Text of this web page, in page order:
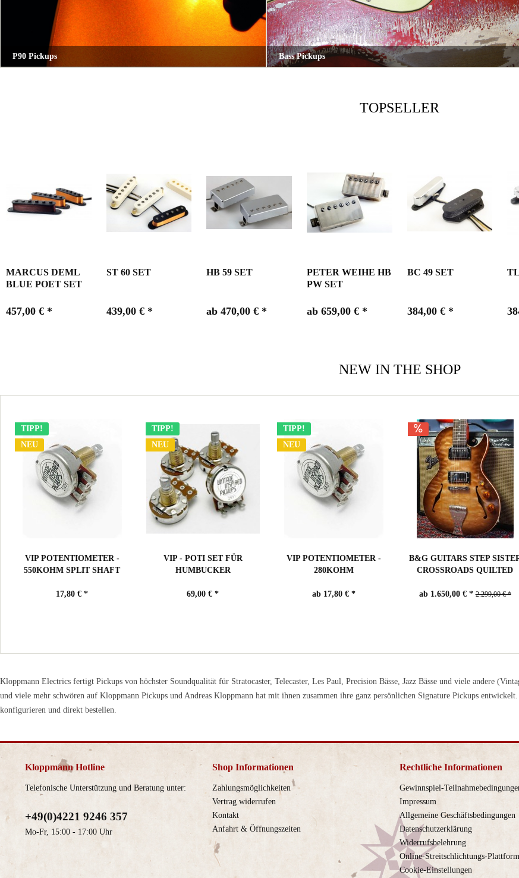
P90 Pickups Bass Pickups
MARCUS DEML
BLUE POET SET
457,00 € *
HB 59 SET
ab 470,00 € *
BC 49 SET
384,00 € *
TOPSELLER
PETER WEIHE HB
PW SET
ab 659,00 € *
ST 60 SET
439,00 € *
TIPP!
NEU
VIP POTENTIOMETER -
550KOHM SPLIT SHAFT
17,80 € *
TIPP!
NEU
VIP - POTI SET FÜR
HUMBUCKER
69,00 € *
TIPP!
NEU
VIP POTENTIOMETER -
280KOHM
ab 17,80 € *
B&G GUITARS STEP
CROSSROADS QUILTED
ab 1.650,00 € * 2.299,00 € *
NEW IN THE SHOP
Kloppmann Electrics fertigt Pickups von höchster Soundqualität für Stratocaster, Telecaster, Les Paul, Precision Bässe, Jazz Bässe und viele andere
und viele mehr schwören auf Kloppmann Pickups und Andreas Kloppmann hat mit ihnen zusammen ihre ganz persönlichen Signature Pickups
konfigurieren und direkt bestellen.
Kloppmann Hotline
Telefonische Unterstützung und Beratung unter:
+49(0)4221 9246 357
Mo-Fr, 15:00 - 17:00 Uhr
Shop Informationen
Zahlungsmöglichkeiten
Vertrag widerrufen
Kontakt
Anfahrt & Öffnungszeiten
Rechtliche Informationen
Gewinnspiel-
Impressum
Allgemeine Geschäftsbedingungen
Datenschutzerklärung
Widerrufsbelehrung
Online-Streitschlichtungs-Plattform
Cookie-Einstellungen